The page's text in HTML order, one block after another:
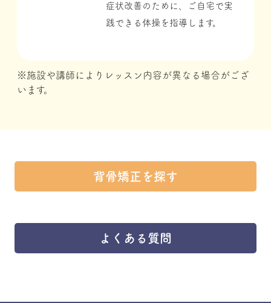
症状改善のために、ご⾃宅で実
践できる体操を指導します。
※施設や講師によりレッスン内容が異なる場合がござ
います。
背骨矯正を探す
よくある質問